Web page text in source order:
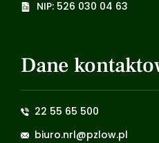
NIP: 526 030 04 63
Dane
22 55 65 500
biuro.nrl@pzlow.pl